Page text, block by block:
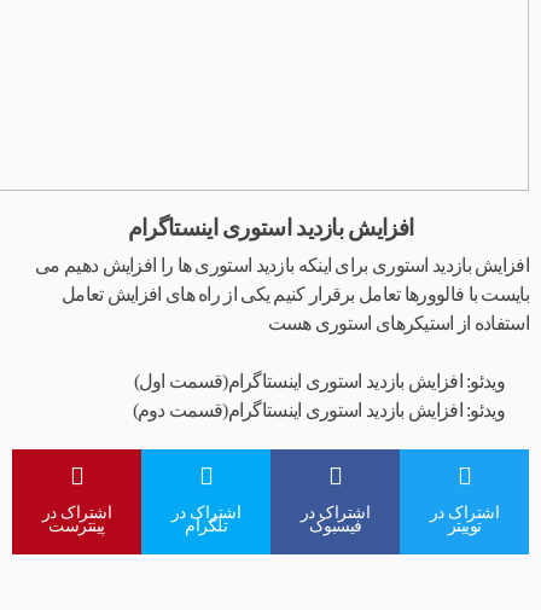
افزایش بازدید استوری اینستاگرام
افزایش بازدید استوری برای اینکه بازدید استوری ها را افزایش دهیم می
بایست با فالوورها تعامل برقرار کنیم یکی از راه های افزایش تعامل
استفاده از استیکرهای استوری هست
ویدئو: افزایش بازدید استوری اینستاگرام(قسمت اول)
ویدئو: افزایش بازدید استوری اینستاگرام(قسمت دوم)
اشتراک در
توییتر
اشتراک در
فیسبوک
اشتراک در
تلگرام
اشتراک در
پینترست